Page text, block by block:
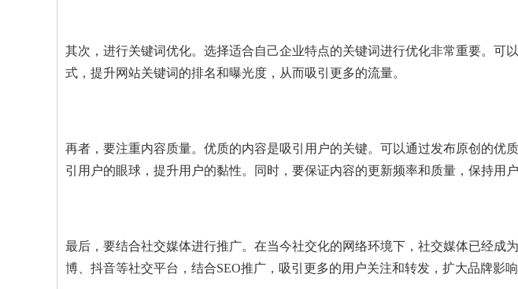
其次，进行关键词优化。选择适合自己企业特点的关键词进行优化非常重要。可
式，提升网站关键词的排名和曝光度，从而吸引更多的流量。
再者，要注重内容质量。优质的内容是吸引用户的关键。可以通过发布原创的优
引用户的眼球，提升用户的黏性。同时，要保证内容的更新频率和质量，保持用户
最后，要结合社交媒体进行推广。在当今社交化的网络环境下，社交媒体已经成
博、抖音等社交平台，结合SEO推广，吸引更多的用户关注和转发，扩大品牌影响